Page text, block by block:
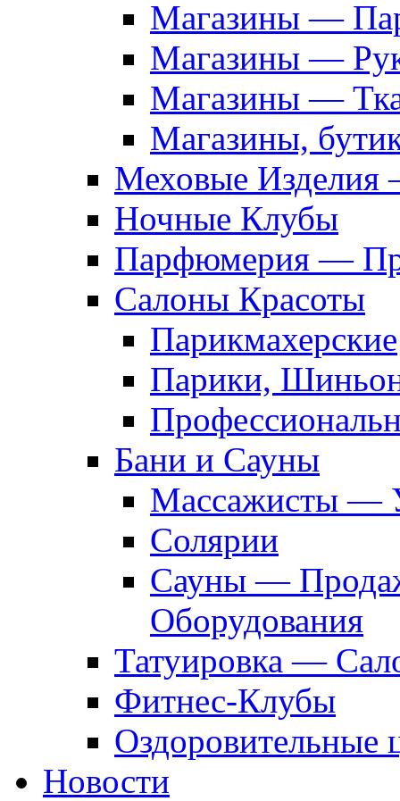
Магазины —
Магазины —
Магазины —
Магазины,
Меховые Изделия
Ночные Клубы
Парфюмерия —
Салоны Красоты
Парикмахерские
Парики,
Бани и Сауны
Массажисты —
Солярии
Сауны —
Оборудования
Татуировка —
Фитнес-Клубы
Оздоровительные
Новости